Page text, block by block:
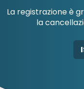
AB-GLOBAL
La registrazione è
la